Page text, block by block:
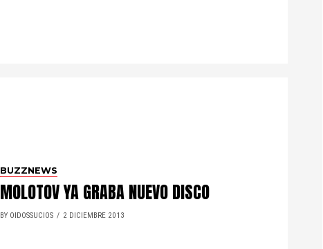
BUZZNEWS
MOLOTOV YA GRABA NUEVO DISCO
BY OIDOSSUCIOS 2 DICIEMBRE 2013